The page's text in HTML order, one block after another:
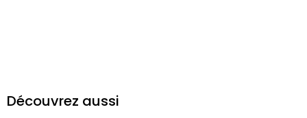
Découvrez aussi